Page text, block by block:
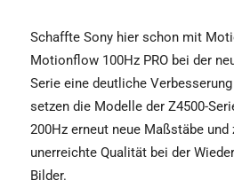
Schaffte Sony hier schon mit
Motionflow 100Hz PRO bei der
Serie eine deutliche
setzen die Modelle der Z4500-
200Hz erneut neue Maßstäbe
unerreichte Qualität bei der
Bilder.